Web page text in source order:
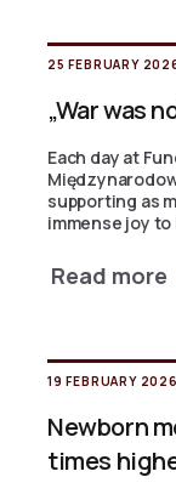
25 FEBRUARY
„War was
Each day at
supporting as
immense joy
Read more
19 FEBRUARY 2026
Newborn
times